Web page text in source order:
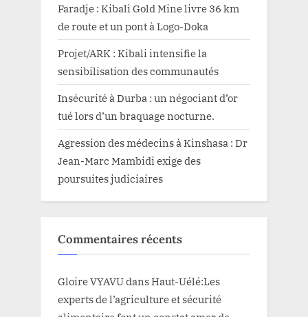
Faradje : Kibali Gold Mine livre 36 km
de route et un pont à Logo-Doka
Projet/ARK : Kibali intensifie la
sensibilisation des communautés
Insécurité à Durba : un négociant d’or
tué lors d’un braquage nocturne.
Agression des médecins à Kinshasa : Dr
Jean-Marc Mambidi exige des
poursuites judiciaires
Commentaires récents
Gloire VYAVUdansHaut-Uélé:Les
experts de l’agriculture et sécurité